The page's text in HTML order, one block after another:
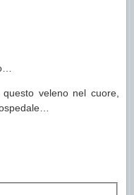
veleno nel cuore,